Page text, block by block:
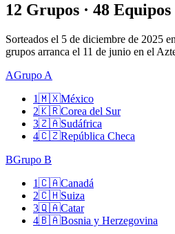
12 Grupos · 48 Equipos
Sorteados el 5 de diciembre de 2025
grupos arranca el 11 de junio en el
AGrupo A
1🇲🇽México
2🇰🇷Corea del Sur
3🇿🇦Sudáfrica
4🇨🇿República Checa
BGrupo B
1🇨🇦Canadá
2🇨🇭Suiza
3🇶🇦Catar
4🇧🇦Bosnia y Herzegovina